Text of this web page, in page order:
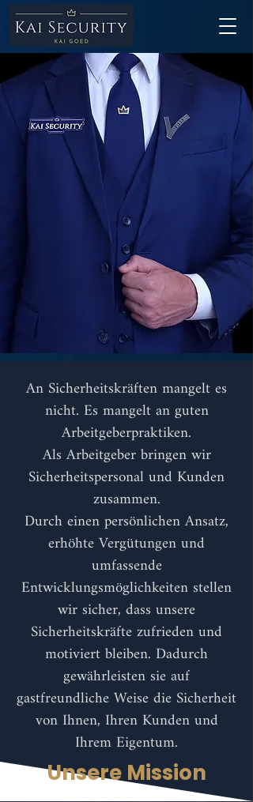
An Sicherheitskräften mangelt es
nicht. Es mangelt an guten
Arbeitgeberpraktiken.
Als Arbeitgeber bringen wir
Sicherheitspersonal und Kunden
zusammen.
Durch einen persönlichen Ansatz,
erhöhte Vergütungen und
umfassende
Entwicklungsmöglichkeiten stellen
wir sicher, dass unsere
Sicherheitskräfte zufrieden und
motiviert bleiben. Dadurch
gewährleisten sieauf
gastfreundliche Weise die Sicherheit
von Ihnen, Ihren Kunden und
Ihrem Eigentum.
Unsere Mission